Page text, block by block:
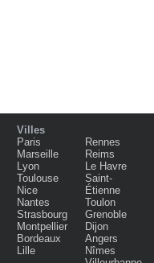
Villes
Paris
Marseille
Lyon
Toulouse
Nice
Nantes
Strasbourg
Montpellier
Bordeaux
Lille
Rennes
Reims
Le Havre
Saint-
Étienne
Toulon
Grenoble
Dijon
Angers
Nîmes